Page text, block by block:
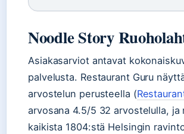
Noodle Story
Asiakasarviot antavat
palvelusta. Restaurant Guru
arvostelun perusteella (
arvosana 4.5/5 32 arvostelulla,
kaikista 1804:stä Helsingin